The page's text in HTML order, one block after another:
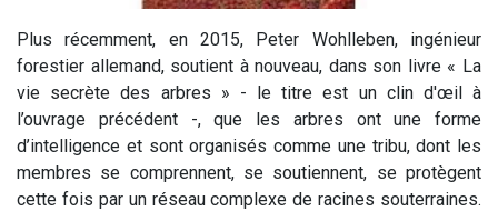
Plus récemment, en 2015, Peter Wohlleben, ingénieur
forestier allemand, soutient à nouveau, dans son livre « La
vie secrète des arbres » - le titre est un clin d'œil à
l’ouvrage précédent -, que les arbres ont une forme
d’intelligence et sont organisés comme une tribu, dont les
membres se comprennent, se soutiennent, se protègent
cette fois par un réseau complexe de racines souterraines.